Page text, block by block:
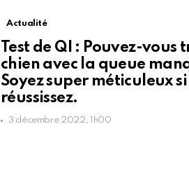
Actualité
Test de QI : Pouvez-vous
chien avec la queue
Soyez super méticuleux
réussissez.
3 décembre 2022, 1h00